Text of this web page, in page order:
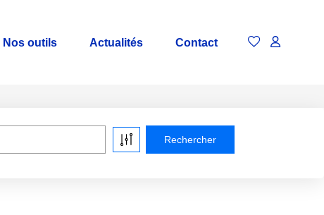
Nos outils Actualités Contact